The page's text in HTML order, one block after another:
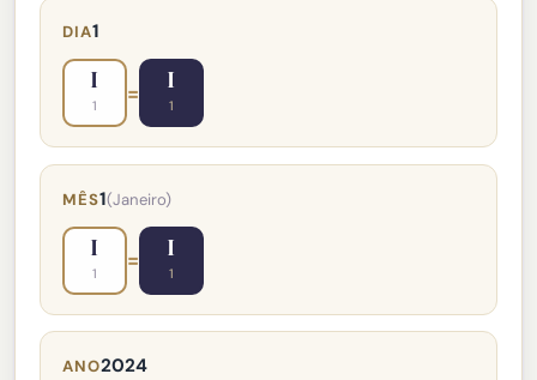
DIA1
I
1 = I
1
MÊS1(Janeiro)
I
1 = I
1
ANO2024